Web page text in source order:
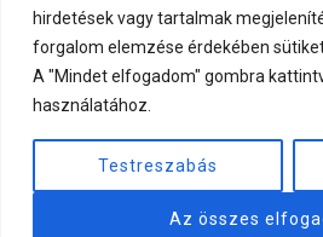
hirdetések vagy tartalmak
forgalom elemzése érdekében
A "Mindet elfogadom" gombra
használatához.
Testreszabás
Az összes
Sajtó
SCHMUCK ANDOR
Üzemeltető: Inícium Kft.